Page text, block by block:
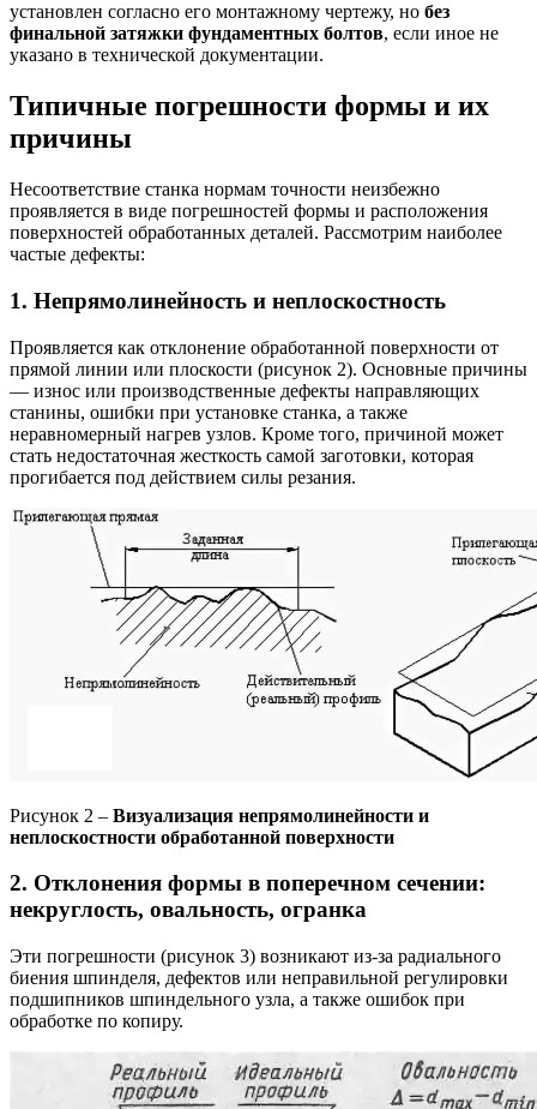
установлен согласно его монтажному чертежу, но без
финальной затяжки фундаментных болтов, если иное не
указано в технической документации.
Типичные погрешности формы и их
причины
Несоответствие станка нормам точности неизбежно
проявляется в виде погрешностей формы и расположения
поверхностей обработанных деталей. Рассмотрим наиболее
частые дефекты:
1. Непрямолинейность и неплоскостность
Проявляется как отклонение обработанной поверхности от
прямой линии или плоскости (рисунок 2). Основные причины
— износ или производственные дефекты направляющих
станины, ошибки при установке станка, а также
неравномерный нагрев узлов. Кроме того, причиной может
стать недостаточная жесткость самой заготовки, которая
прогибается под действием силы резания.
Рисунок 2 – Визуализация непрямолинейности и
неплоскостности обработанной поверхности
2. Отклонения формы в поперечном сечении:
некруглость, овальность, огранка
Эти погрешности (рисунок 3) возникают из-за радиального
биения шпинделя, дефектов или неправильной регулировки
подшипников шпиндельного узла, а также ошибок при
обработке по копиру.